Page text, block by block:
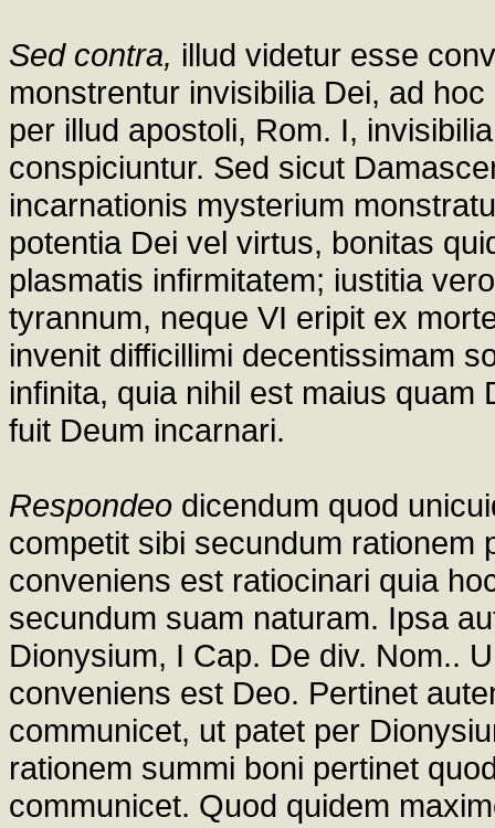
Sed contra, illud videtur esse
monstrentur invisibilia Dei, ad
per illud apostoli, Rom. I,
conspiciuntur. Sed sicut
incarnationis mysterium
potentia Dei vel virtus, bonitas
plasmatis infirmitatem; iustitia
tyrannum, neque VI eripit ex
invenit difficillimi decentissimam
infinita, quia nihil est maius
fuit Deum incarnari.
Respondeo dicendum quod
competit sibi secundum rationem
conveniens est ratiocinari quia
secundum suam naturam. Ipsa
Dionysium, I Cap. De div. Nom..
conveniens est Deo. Pertinet
communicet, ut patet per
rationem summi boni pertinet
communicet. Quod quidem